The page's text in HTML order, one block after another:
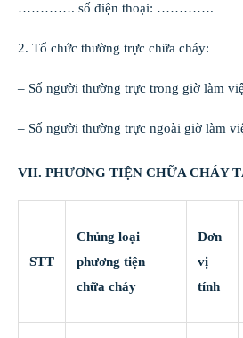
…………. số điện thoại: ………….
2. Tổ chức thường trực chữa cháy:
– Số người thường trực trong giờ
– Số người thường trực ngoài giờ
VII. PHƯƠNG TIỆN CHỮA CHÁY
STT
Chủng loại
phương tiện
chữa cháy
Đơn
vị
tính